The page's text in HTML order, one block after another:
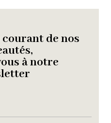
de nos
à notre